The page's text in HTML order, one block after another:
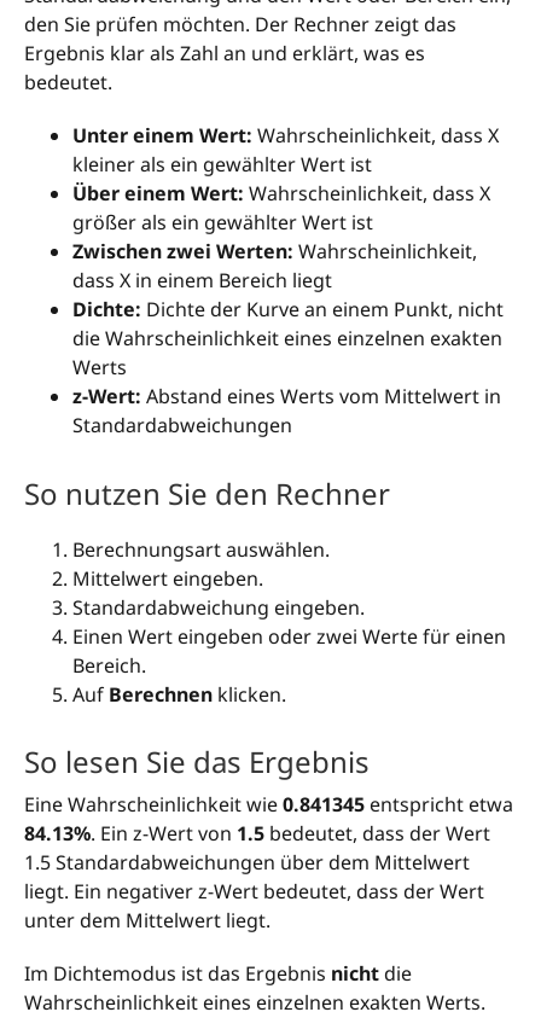
den Sie prüfen möchten. Der Rechner zeigt das
Ergebnis klar als Zahl an und erklärt, was es
bedeutet.
Unter einem Wert: Wahrscheinlichkeit, dass X
kleiner als ein gewählter Wert ist
Über einem Wert: Wahrscheinlichkeit, dass X
größer als ein gewählter Wert ist
Zwischen zwei Werten: Wahrscheinlichkeit,
dass X in einem Bereich liegt
Dichte: Dichte der Kurve an einem Punkt, nicht
die Wahrscheinlichkeit eines einzelnen exakten
Werts
z-Wert: Abstand eines Werts vom Mittelwert in
Standardabweichungen
So nutzen Sie den Rechner
Berechnungsart auswählen.
Mittelwert eingeben.
Standardabweichung eingeben.
Einen Wert eingeben oder zwei Werte für einen
Bereich.
Auf Berechnen klicken.
So lesen Sie das Ergebnis
Eine Wahrscheinlichkeit wie0.841345 entspricht etwa
84.13%. Ein z-Wert von 1.5 bedeutet, dass der Wert
1.5 Standardabweichungen über dem Mittelwert
liegt. Ein negativer z-Wert bedeutet, dass der Wert
unter dem Mittelwert liegt.
Im Dichtemodus ist das Ergebnis nichtdie
Wahrscheinlichkeit eines einzelnen exakten Werts.